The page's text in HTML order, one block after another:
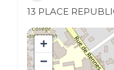
13 PLACE
+
−